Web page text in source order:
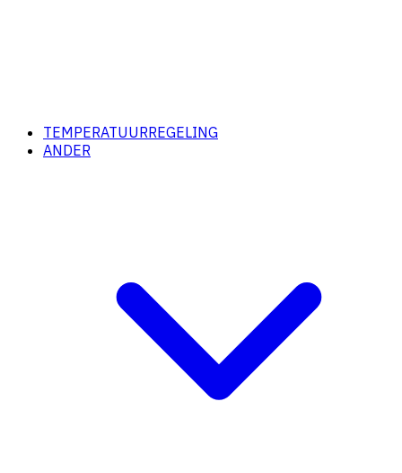
TEMPERATUURREGELING
ANDER